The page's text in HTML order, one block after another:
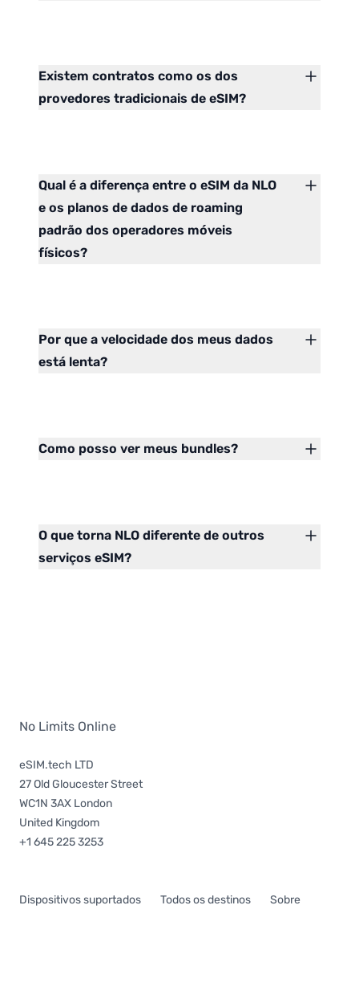
Existem contratos como os dos
provedores tradicionais de eSIM?
Qual é a diferença entre o eSIM da NLO
e os planos de dados de roaming
padrão dos operadores móveis
físicos?
Por que a velocidade dos meus dados
está lenta?
Como posso ver meus bundles?
O que torna NLO diferente de outros
serviços eSIM?
No Limits Online
eSIM.tech LTD
27 Old Gloucester Street
WC1N 3AX London
United Kingdom
+1 645 225 3253
Dispositivos suportados Todos os destinos Sobre